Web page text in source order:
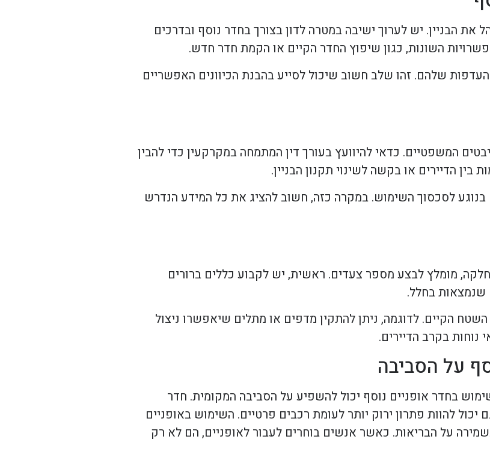
הבניין. יש לערוך ישיבה במטרה לדון בצורך בחדר נוסף ובדרכים
השונות, כגון שיפוץ החדר הקיים או הקמת חדר חדש.
שלהם. זהו שלב חשוב שיכול לסייע בהבנת הכיוונים האפשריים
המשפטיים. כדאי להיוועץ בעורך דין המתמחה במקרקעין כדי להבין
הדיירים או בקשה לשינוי תקנון הבניין.
בנוגע לסכסוך השימוש. במקרה כזה, חשוב להציג את כל המידע הנדרש
מומלץ לבצע מספר צעדים. ראשית, יש לקבוע כללים ברורים
שנמצאות בחלל.
הקיים. לדוגמה, ניתן להתקין מדפים או מתלים שיאפשרו ניצול
נוחות בקרב הדיירים.
על הסביבה
בחדר אופניים נוסף יכול להשפיע על הסביבה המקומית. חדר
להוות פתרון ירוק יותר לעומת רכבים פרטיים. השימוש באופניים
על הבריאות. כאשר אנשים בוחרים לעבור לאופניים, הם לא רק